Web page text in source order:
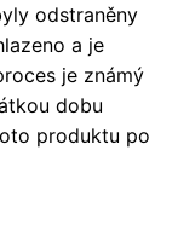
odstraněny
a je
je známý
dobu
produktu po